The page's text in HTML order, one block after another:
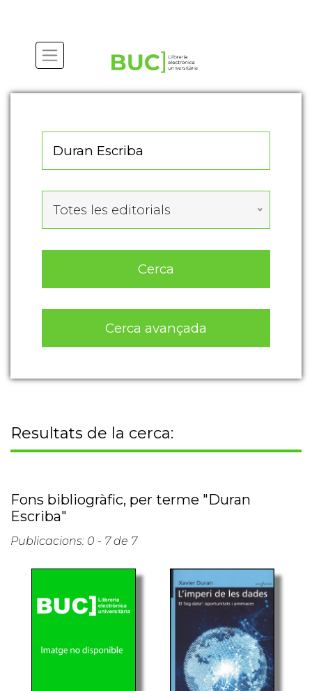
Totes les editorials
Cerca
Cerca avançada
Resultats de la cerca:
Fons bibliogràfic, per terme "Duran
Escriba"
Publicacions: 0 - 7 de 7